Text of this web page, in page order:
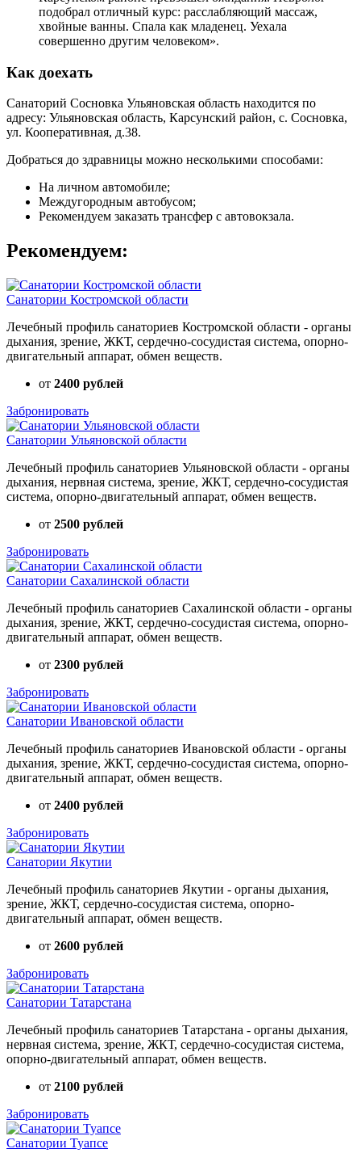
подобрал отличный курс: расслабляющий массаж,
хвойные ванны. Спала как младенец. Уехала
совершенно другим человеком».
Как доехать
Санаторий Сосновка Ульяновская область находится по
адресу: Ульяновская область, Карсунский район, с. Сосновка,
ул. Кооперативная, д.38.
Добраться до здравницы можно несколькими способами:
На личном автомобиле;
Междугородным автобусом;
Рекомендуем заказать трансфер с автовокзала.
Рекомендуем:
Санатории Костромской области
Лечебный профиль санаториев Костромской области - органы
дыхания, зрение, ЖКТ, сердечно-сосудистая система, опорно-
двигательный аппарат, обмен веществ.
от 2400 рублей
Забронировать
Санатории Ульяновской области
Лечебный профиль санаториев Ульяновской области - органы
дыхания, нервная система, зрение, ЖКТ, сердечно-сосудистая
система, опорно-двигательный аппарат, обмен веществ.
от 2500 рублей
Забронировать
Санатории Сахалинской области
Лечебный профиль санаториев Сахалинской области - органы
дыхания, зрение, ЖКТ, сердечно-сосудистая система, опорно-
двигательный аппарат, обмен веществ.
от 2300 рублей
Забронировать
Санатории Ивановской области
Лечебный профиль санаториев Ивановской области - органы
дыхания, зрение, ЖКТ, сердечно-сосудистая система, опорно-
двигательный аппарат, обмен веществ.
от 2400 рублей
Забронировать
Санатории Якутии
Лечебный профиль санаториев Якутии - органы дыхания,
зрение, ЖКТ, сердечно-сосудистая система, опорно-
двигательный аппарат, обмен веществ.
от 2600 рублей
Забронировать
Санатории Татарстана
Лечебный профиль санаториев Татарстана - органы дыхания,
нервная система, зрение, ЖКТ, сердечно-сосудистая система,
опорно-двигательный аппарат, обмен веществ.
от 2100 рублей
Забронировать
Санатории Туапсе